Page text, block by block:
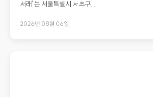
서래’는 서울특별시 서초구...
2026년 08월 06일